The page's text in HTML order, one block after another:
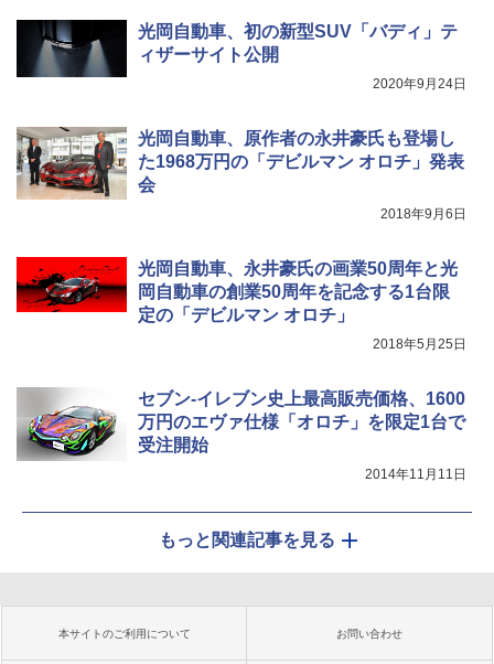
光岡自動車、初の新型SUV「バディ」テ
ィザーサイト公開
2020年9月24日
光岡自動車、原作者の永井豪氏も登場し
た1968万円の「デビルマン オロチ」発表
会
2018年9月6日
光岡自動車、永井豪氏の画業50周年と光
岡自動車の創業50周年を記念する1台限
定の「デビルマン オロチ」
2018年5月25日
セブン-イレブン史上最高販売価格、1600
万円のエヴァ仕様「オロチ」を限定1台で
受注開始
2014年11月11日
もっと関連記事を見る
本サイトのご利用について お問い合わせ